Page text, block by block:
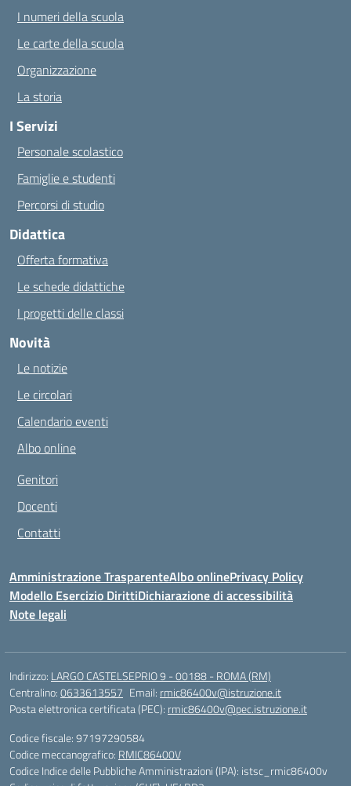
I numeri della scuola
Le carte della scuola
Organizzazione
La storia
I Servizi
Personale scolastico
Famiglie e studenti
Percorsi di studio
Didattica
Offerta formativa
Le schede didattiche
I progetti delle classi
Novità
Le notizie
Le circolari
Calendario eventi
Albo online
Genitori
Docenti
Contatti
Amministrazione TrasparenteAlbo onlinePrivacy Policy
Modello Esercizio DirittiDichiarazione di accessibilità
Note legali
Indirizzo: LARGO CASTELSEPRIO 9 - 00188 - ROMA (RM)
Centralino:0633613557 Email: rmic86400v@istruzione.it
Posta elettronica certificata (PEC): rmic86400v@pec.istruzione.it
Codice fiscale: 97197290584
Codice meccanografico: RMIC86400V
Codice Indice delle Pubbliche Amministrazioni (IPA): istsc_rmic86400v